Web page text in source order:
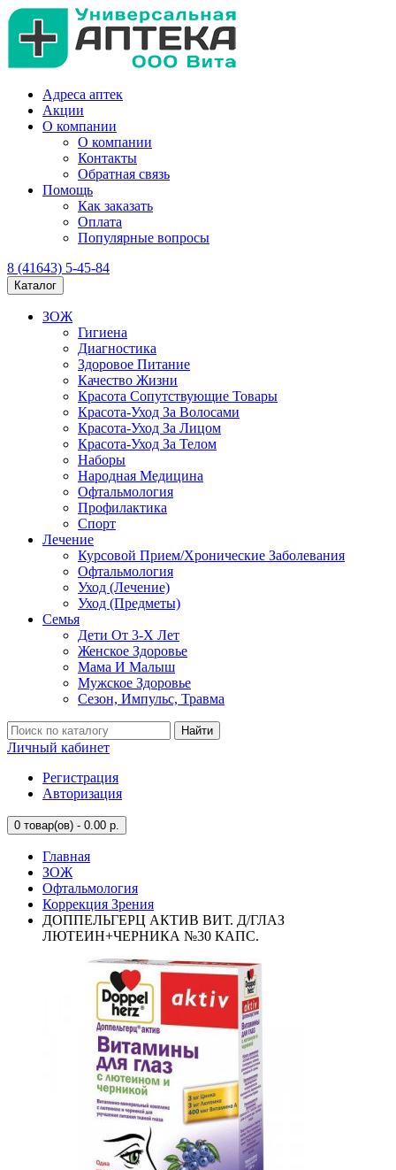
Адреса аптек
Акции
О компании
О компании
Контакты
Обратная связь
Помощь
Как заказать
Оплата
Популярные вопросы
8 (41643) 5-45-84
Каталог
ЗОЖ
Гигиена
Диагностика
Здоровое Питание
Качество Жизни
Красота Сопутствующие Товары
Красота-Уход За Волосами
Красота-Уход За Лицом
Красота-Уход За Телом
Наборы
Народная Медицина
Офтальмология
Профилактика
Спорт
Лечение
Курсовой Прием/Хронические Заболевания
Офтальмология
Уход (Лечение)
Уход (Предметы)
Семья
Дети От 3-Х Лет
Женское Здоровье
Мама И Малыш
Мужское Здоровье
Сезон, Импульс, Травма
Найти
Личный кабинет
Регистрация
Авторизация
0 товар(ов) - 0.00 р.
Главная
ЗОЖ
Офтальмология
Коррекция Зрения
ДОППЕЛЬГЕРЦ АКТИВ ВИТ. Д/ГЛАЗ
ЛЮТЕИН+ЧЕРНИКА №30 КАПС.